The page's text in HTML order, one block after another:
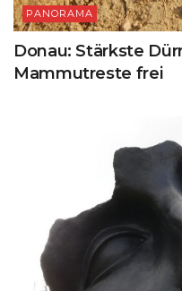
PANORAMA
Donau: Stärkste
Mammutreste frei